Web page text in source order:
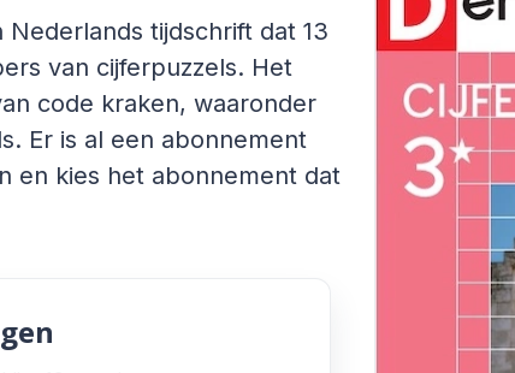
tijdschrift dat 13
van cijferpuzzels. Het
code kraken, waaronder
Er is al een abonnement
en kies het abonnement dat